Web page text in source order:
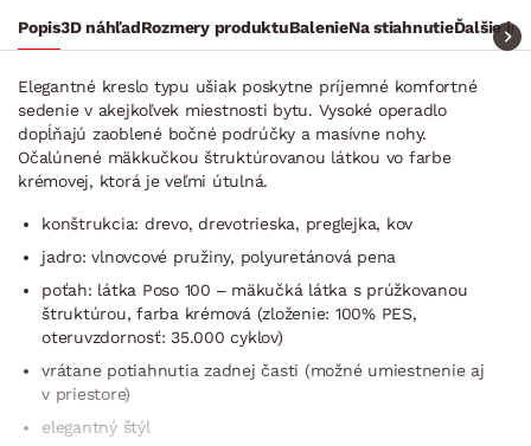
Popis3D náhľadRozmery produktuBalenieNa stiahnutieĎalšie
Elegantné kreslo typu ušiak poskytne príjemné komfortné
sedenie v akejkoľvek miestnosti bytu. Vysoké operadlo
dopĺňajú zaoblené bočné podrúčky a masívne nohy.
Očalúnené mäkkučkou štruktúrovanou látkou vo farbe
krémovej, ktorá je veľmi útulná.
konštrukcia: drevo, drevotrieska, preglejka, kov
jadro: vlnovcové pružiny, polyuretánová pena
poťah: látka Poso 100 – mäkučká látka s prúžkovanou
štruktúrou, farba krémová (zloženie: 100% PES,
oteruvzdornosť: 35.000 cyklov)
vrátane potiahnutia zadnej časti (možné umiestnenie aj
v priestore)
elegantný štýl